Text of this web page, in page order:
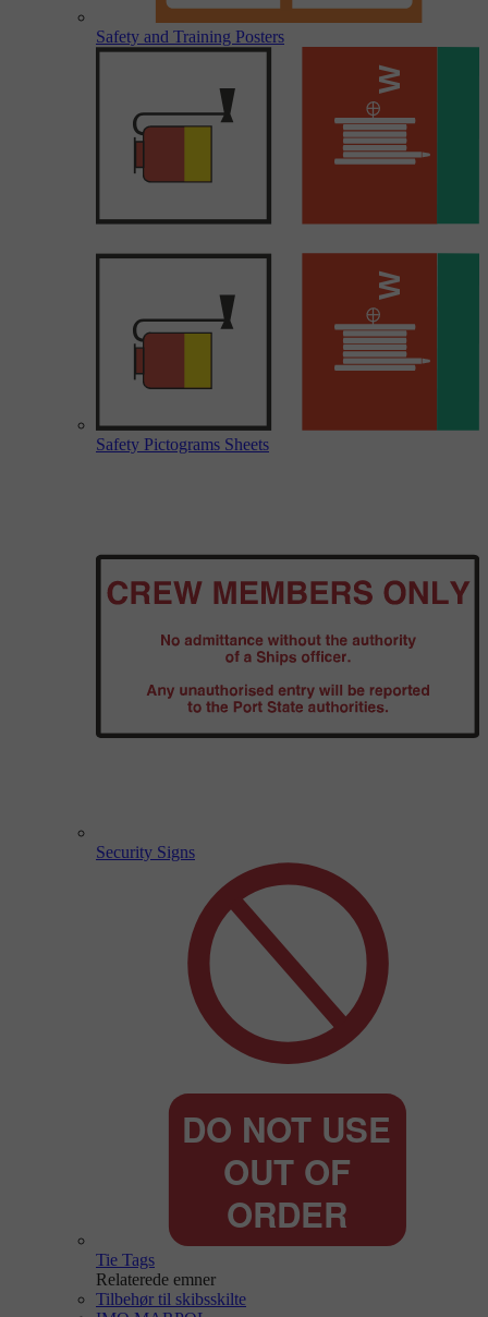
Safety and Training Posters
Safety Pictograms Sheets
Security Signs
Tie Tags
Relaterede emner
Tilbehør til skibsskilte